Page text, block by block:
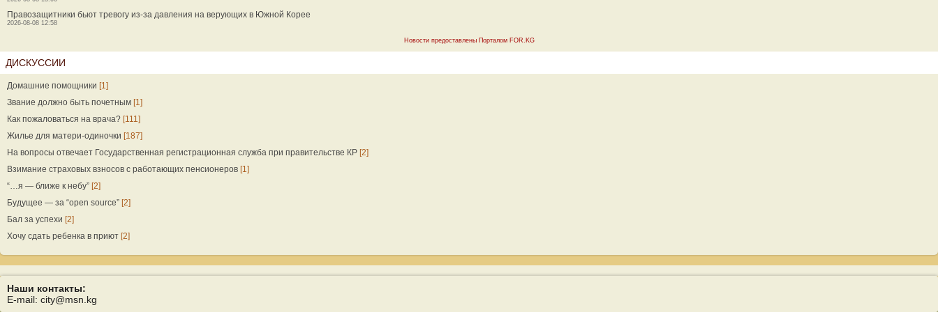
Правозащитники бьют тревогу из-за давления на верующих в Южной Корее
2026-08-08 12:58
Новости предоставлены Порталом FOR.KG
ДИСКУССИИ
Домашние помощники [1]
Звание должно быть почетным [1]
Как пожаловаться на врача? [111]
Жилье для матери-одиночки [187]
На вопросы отвечает Государственная регистрационная служба при правительстве КР [2]
Взимание страховых взносов с работающих пенсионеров [1]
“…я — ближе к небу” [2]
Будущее — за “open source” [2]
Бал за успехи [2]
Хочу сдать ребенка в приют [2]
Наши контакты:
E-mail: city@msn.kg